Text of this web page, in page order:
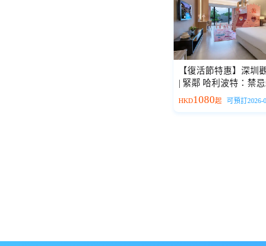
【復活節特惠】深圳
| 緊鄰 哈利波特：禁
HKD1080起 可預訂2026-